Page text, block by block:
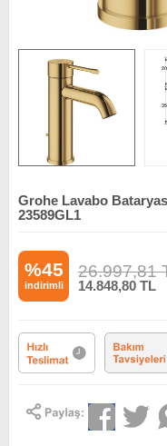
Grohe Lavabo
23589GL1
%45
indirimli
26.997,81
14.848,80 TL